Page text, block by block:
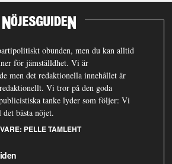
obunden, men du kan alltid
för jämställdhet. Vi är
men det redaktionella innehållet är
Vi tror på den goda
tanke lyder som följer: Vi
bästa nöjet.
PELLE TAMLEHT